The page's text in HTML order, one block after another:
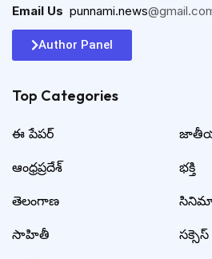
Email Us punnami.news
Author Panel
Top Categories​
ఈ పేపర్
ఆంధ్రప్రదేశ్
తెలంగాణ
సాహితీ
భక్తి
సక్సెస్